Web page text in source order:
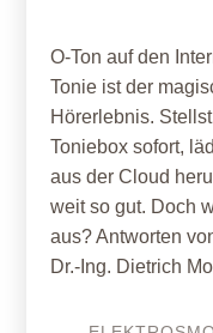
O-Ton auf den
Tonie ist der
Hörerlebnis.
Toniebox sofort,
aus der Cloud
weit so gut. Doch
aus? Antworten
Dr.-Ing. Dietrich